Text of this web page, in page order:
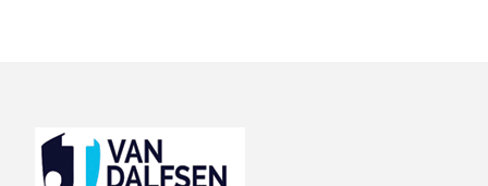
Footer